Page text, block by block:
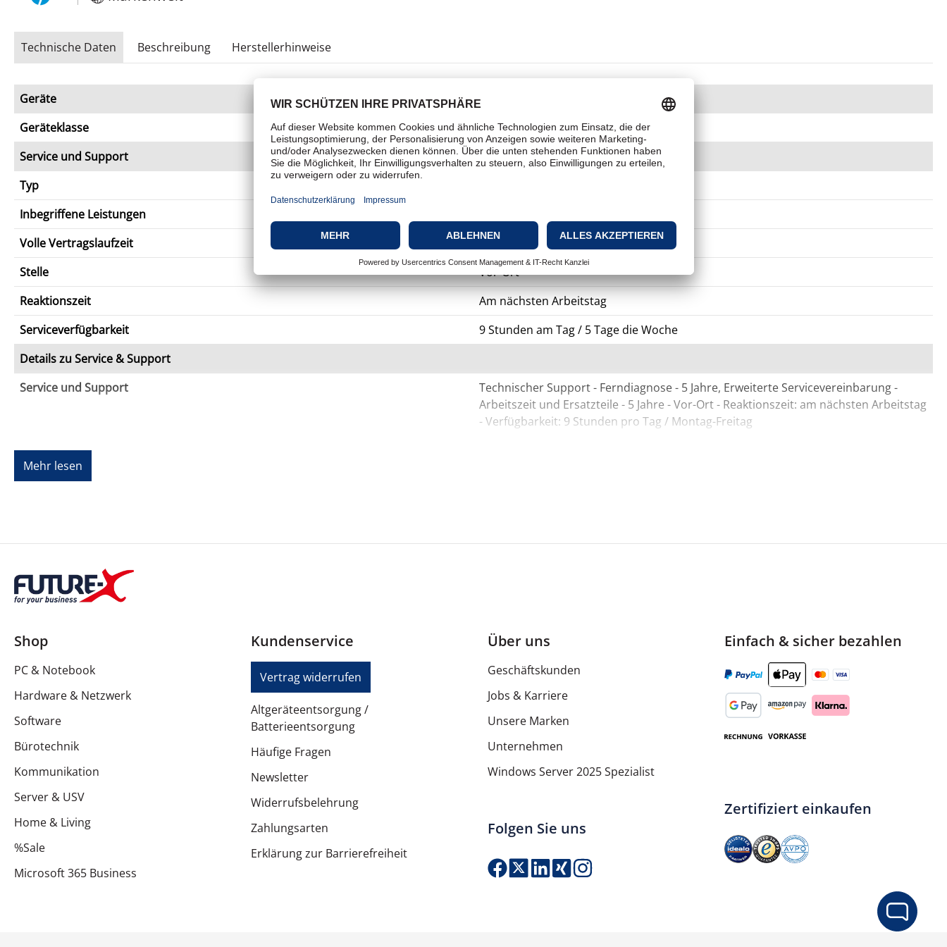
Technische Daten Beschreibung Herstellerhinweise
Geräte
Geräteklasse
Notebooks
Service und Support
Typ
Inbegriffene Leistungen
Volle Vertragslaufzeit
5 Jahre
Stelle
Vor-Ort
Reaktionszeit
Am nächsten Arbeitstag
Serviceverfügbarkeit
9 Stunden am Tag / 5 Tage die Woche
Details zu Service & Support
Service und Support
Technischer Support - Ferndiagnose - 5 Jahre, Erweiterte Servicevereinbarung -
Arbeitszeit und Ersatzteile - 5 Jahre - Vor-Ort - Reaktionszeit: am nächsten Arbeitstag
- Verfügbarkeit: 9 Stunden pro Tag / Montag-Freitag
Kompatibilität
Beschreibung
Notebook ¦ HP EliteBook 8 G1a Notebook, G1a Notebook AI, G1a Notebook Next
Mehr lesen
Produkt Anzahl: Gib den gewünschten Wert ein oder
Shop
PC & Notebook
Hardware & Netzwerk
Software
Bürotechnik
Kommunikation
Server & USV
Home & Living
%Sale
Microsoft 365 Business
Kundenservice
Vertrag widerrufen
Altgeräteentsorgung /
Batterieentsorgung
Häufige Fragen
Newsletter
Widerrufsbelehrung
Zahlungsarten
Erklärung zur Barrierefreiheit
Über uns
Geschäftskunden
Jobs & Karriere
Unsere Marken
Unternehmen
Windows Server 2025 Spezialist
Folgen Sie uns
Einfach & sicher bezahlen
Zertifiziert einkaufen